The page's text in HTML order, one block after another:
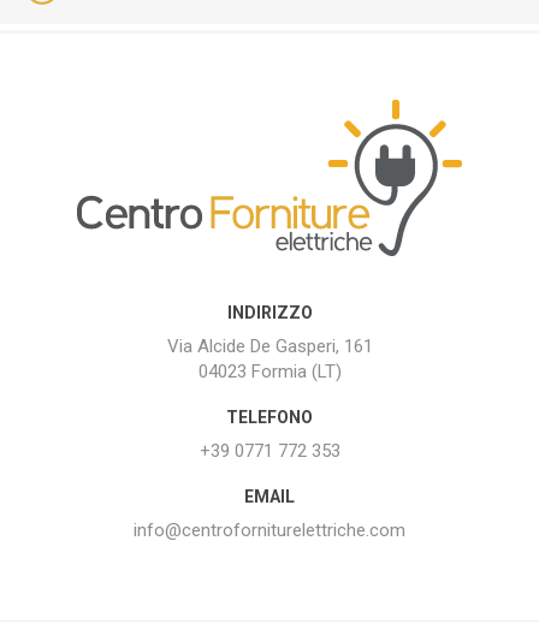
INDIRIZZO
Via Alcide De Gasperi, 161
04023 Formia (LT)
TELEFONO
+39 0771 772 353
EMAIL
info@centroforniturelettriche.com